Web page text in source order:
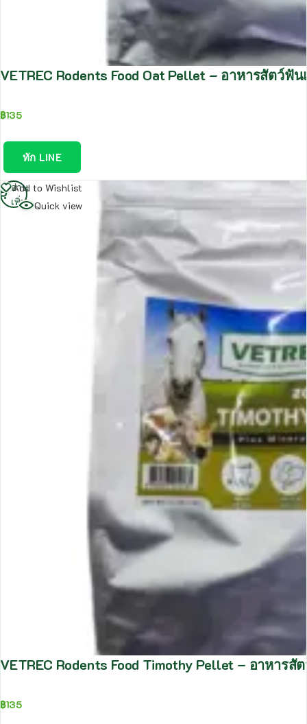
VETREC Rodents Food Oat Pellet – อาหารสัตว์
฿135
ทัก LINE
Add to Wishlist
Quick view
VETREC Rodents Food Timothy Pellet – อาหา
฿135
อ่าน
เพิ่ม